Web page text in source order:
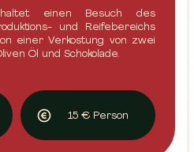
einen Besuch des
und Reifebereichs
einer Verkostung von zwei
Öl und Schokolade.
15 € Person